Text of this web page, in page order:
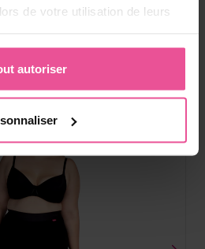
de votre utilisation de leurs
autoriser